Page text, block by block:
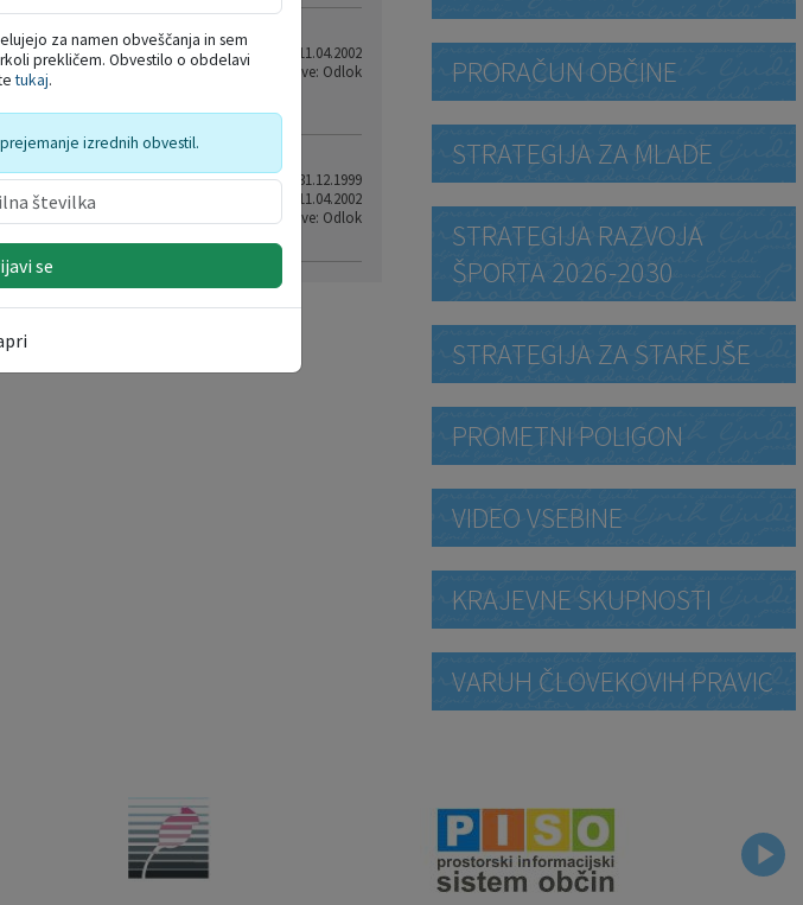
Veljavno od: 11.04.2002
Tip objave: Odlok
Veljavno od: 31.12.1999
Konec veljavnosti: 11.04.2002
Tip objave: Odlok
PRORAČUN OBČINE
STRATEGIJA ZA MLADE
STRATEGIJA RAZVOJA
ŠPORTA 2026-2030
STRATEGIJA ZA STAREJŠE
PROMETNI POLIGON
VIDEO VSEBINE
KRAJEVNE SKUPNOSTI
VARUH ČLOVEKOVIH PRAVIC
za namen obveščanja in sem
prekličem. Obvestilo o obdelavi
tukaj.
izrednih obvestil.
se